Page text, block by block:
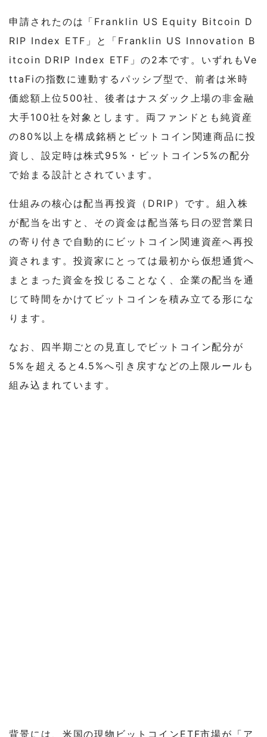
申請されたのは「Franklin US Equity Bitcoin D
RIP Index ETF」と「Franklin US Innovation B
itcoin DRIP Index ETF」の2本です。いずれもVe
ttaFiの指数に連動するパッシブ型で、前者は米時
価総額上位500社、後者はナスダック上場の非金融
大手100社を対象とします。両ファンドとも純資産
の80%以上を構成銘柄とビットコイン関連商品に投
資し、設定時は株式95%・ビットコイン5%の配分
で始まる設計とされています。
仕組みの核心は配当再投資（DRIP）です。組入株
が配当を出すと、その資金は配当落ち日の翌営業日
の寄り付きで自動的にビットコイン関連資産へ再投
資されます。投資家にとっては最初から仮想通貨へ
まとまった資金を投じることなく、企業の配当を通
じて時間をかけてビットコインを積み立てる形にな
ります。
なお、四半期ごとの見直しでビットコイン配分が
5%を超えると4.5%へ引き戻すなどの上限ルールも
組み込まれています。
背景には、米国の現物ビットコインETF市場が「ア